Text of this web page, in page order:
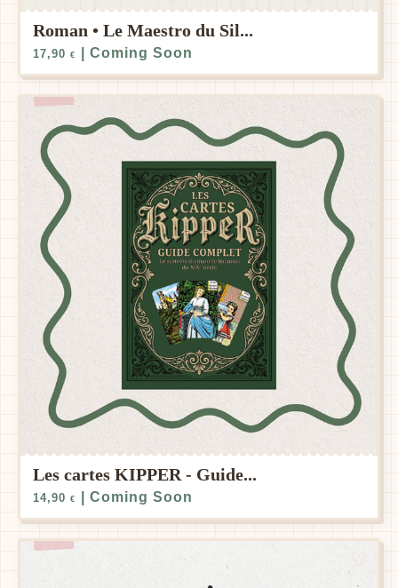
Roman • Le Maestro du Sil...
17,90 € | Coming Soon
Les cartes KIPPER - Guide...
14,90 € | Coming Soon